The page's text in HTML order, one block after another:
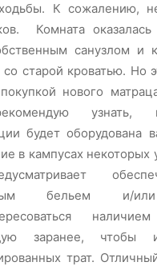
К сожалению,
Комната
санузлом и
со старой кроватью. Но
нового
узнать,
будет оборудована
в кампусах некоторых
бельем и/
заранее, чтобы
трат.